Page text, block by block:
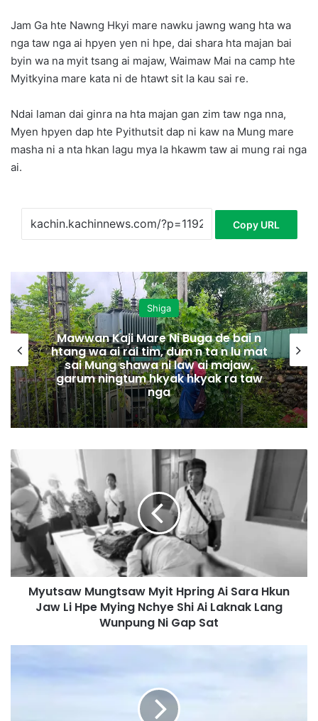
Jam Ga hte Nawng Hkyi mare nawku jawng wang hta wa
nga taw nga ai hpyen yen ni hpe, dai shara hta majan bai
byin wa na myit tsang ai majaw, Waimaw Mai na camp hte
Myitkyina mare kata ni de htawt sit la kau sai re.
Ndai laman dai ginra na hta majan gan zim taw nga nna,
Myen hpyen dap hte Pyithutsit dap ni kaw na Mung mare
masha ni a nta hkan lagu mya la hkawm taw ai mung rai nga
ai.
Copy URL
Shiga
Mawwan Kaji Mare Ni Buga de bai n
htang wa ai rai tim, dum n ta n lu mat
sai Mung shawa ni law ai majaw,
garum ningtum hkyak hkyak ra taw
nga
M
y
u
t
s
a
w
u
Myutsaw Mungtsaw Myit Hpring Ai Sara Hkun
Jaw Li Hpe Mying Nchye Shi Ai Laknak Lang
Wunpung Ni Gap Sat